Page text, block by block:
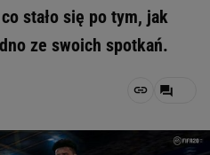
stało się po tym, jak
ze swoich spotkań.